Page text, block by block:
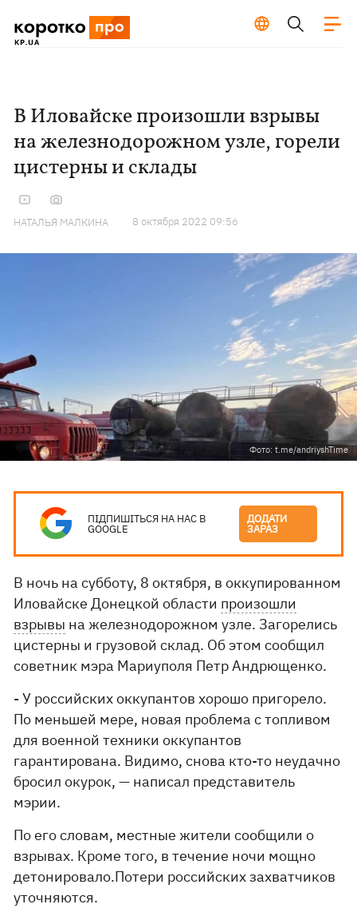
В Иловайске произошли взрывы
на железнодорожном узле, горели
цистерны и склады
НАТАЛЬЯ МАЛКИНА 8 октября 2022 09:56
Фото: t.me/andriyshTime
ПІДПИШІТЬСЯ НА НАС В
GOOGLE
ДОДАТИ
ЗАРАЗ
В ночь на субботу, 8 октября, в оккупированном
Иловайске Донецкой области произошли
взрывы на железнодорожном узле. Загорелись
цистерны и грузовой склад. Об этом сообщил
советник мэра Мариуполя Петр Андрющенко.
- У российских оккупантов хорошо пригорело.
По меньшей мере, новая проблема с топливом
для военной техники оккупантов
гарантирована. Видимо, снова кто-то неудачно
бросил окурок, — написал представитель
мэрии.
По его словам, местные жители сообщили о
взрывах. Кроме того, в течение ночи мощно
детонировало.Потери российских захватчиков
уточняются.